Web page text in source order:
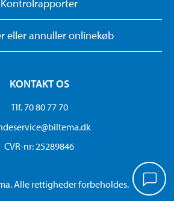
Kontrolrapporter
eller annuller onlinekøb
KONTAKT OS
Tlf. 70 80 77 70
CVR-nr: 25289846
Alle rettigheder forbeholdes.